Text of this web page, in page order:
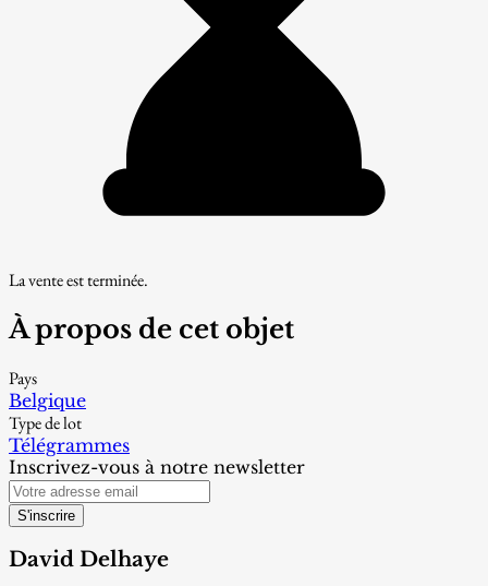
La vente est terminée.
À propos de cet objet
Pays
Belgique
Type de lot
Télégrammes
Inscrivez-vous à notre newsletter
S'inscrire
David Delhaye